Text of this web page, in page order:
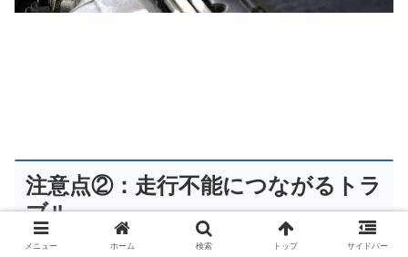
注意点②：走行不能につながるトラ
ブル
メニュー ホーム 検索 トップ サイドバー